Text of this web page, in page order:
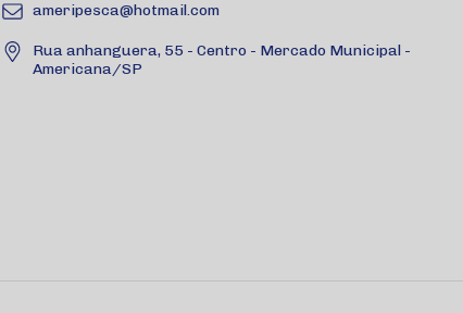
ameripesca@hotmail.com
Rua anhanguera, 55 - Centro - Mercado Municipal -
Americana/SP